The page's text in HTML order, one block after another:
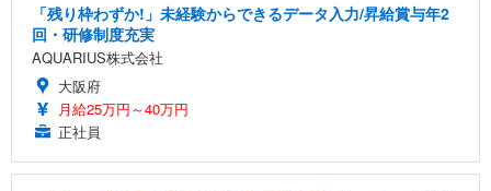
「残り枠わずか!」未経験からできるデータ入力/昇給賞与年2
回・研修制度充実
AQUARIUS株式会社
大阪府
月給25万円～40万円
正社員